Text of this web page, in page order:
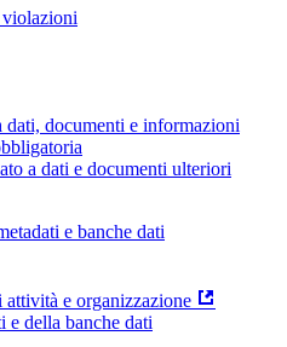
dati, documenti e informazioni
a dati e documenti ulteriori
e banche dati
e organizzazione
e della banche dati